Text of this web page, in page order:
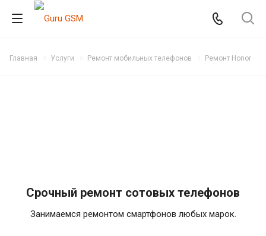
Главная Услуги Ремонт мобильных телефонов Ремонт Honor
Срочный ремонт сотовых телефонов
Занимаемся ремонтом смартфонов любых марок.